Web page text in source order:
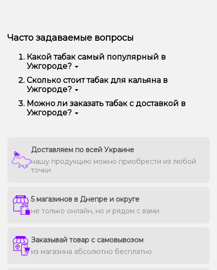
Часто задаваемые вопросы
Какой табак самый популярный в
Ужгороде?
Чаще всего в Ужгороде заказывают Pixtea, Jibiar,
Adalya, CULTt, 420, Serbetli и другие — за богатый
вкус, аромат и отличную дымность.
Сколько стоит табак для кальяна в
Ужгороде?
В среднем цена варьируется от 90 до 450 грн за
100 г в зависимости от бренда и линейки.
Премиальные марки могут стоить дороже.
Можно ли заказать табак с доставкой в
Ужгороде?
Доставляем по всей Украине
нашу продукцию можно приобрести из любой
точки
5 магазинов в Днепре и округе
не только онлайн, но и рядом с вами
Заказывай товар с самовывозом
из магазина абсолютно бесплатно